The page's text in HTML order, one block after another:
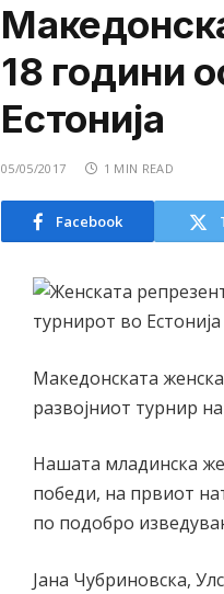
18 години
Естонија
05/05/2017 1 MIN READ
Facebook
Македонската
развојниот турнир
Нашата младинска
победи, на првиот
по подобро
Јана Чубриновска,